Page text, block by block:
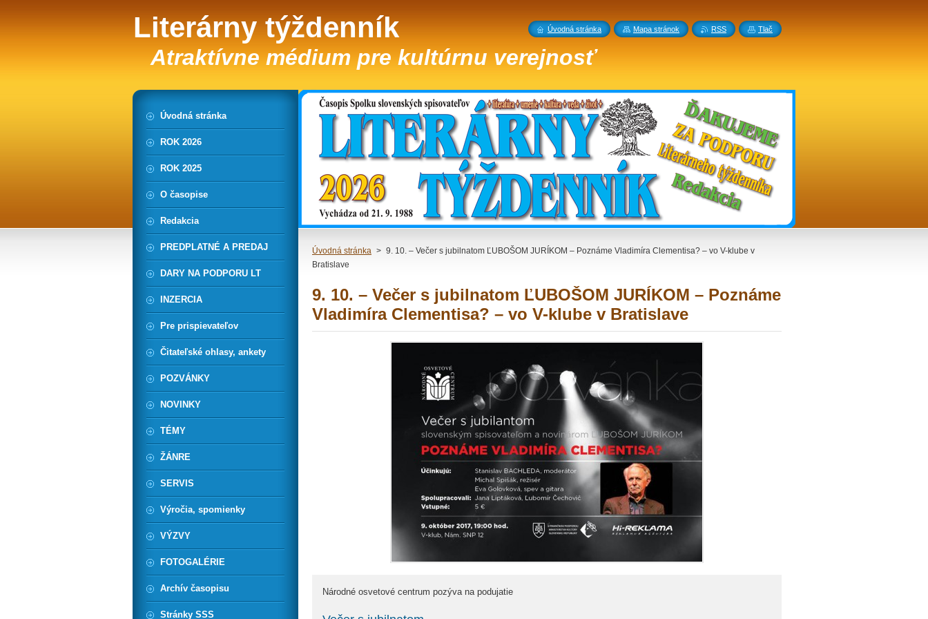
Literárny týždenník
Atraktívne médium pre kultúrnu verejnosť
Úvodná stránka > 9. 10. – Večer s jubilnatom ĽUBOŠOM JURÍKOM – Poznáme Vladimíra Clementisa? – vo V-klube v
Bratislave
9. 10. – Večer s jubilnatom ĽUBOŠOM JURÍKOM – Poznáme
Vladimíra Clementisa? – vo V-klube v Bratislave
Národné osvetové centrum pozýva na podujatie
Úvodná stránka
ROK 2026
ROK 2025
O časopise
Redakcia
PREDPLATNÉ A PREDAJ
DARY NA PODPORU LT
INZERCIA
Pre prispievateľov
Čitateľské ohlasy, ankety
POZVÁNKY
NOVINKY
TÉMY
ŽÁNRE
SERVIS
Výročia, spomienky
VÝZVY
FOTOGALÉRIE
Archív časopisu
Stránky SSS
Úvodná stránka Mapa stránok RSS Tlač